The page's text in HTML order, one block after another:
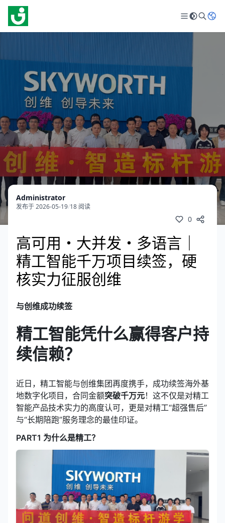
Administrator
发布于 2026-05-19/18 阅读
0
高可用・大并发・多语言｜
精工智能千万项目续签，硬
核实力征服创维
与创维成功续签
精工智能凭什么赢得客户持
续信赖？
近日，精工智能与创维集团再度携手，成功续签海外基
地数字化项目，合同金额突破千万元！这不仅是对精工
智能产品技术实力的高度认可，更是对精工“超强售后”
与“长期陪跑”服务理念的最佳印证。
PART1 为什么是精工？